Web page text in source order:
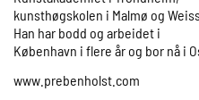
kunsthøgskolen i Malmø og
Han har bodd og arbeidet i
København i flere år og bor nå i
www.prebenholst.com